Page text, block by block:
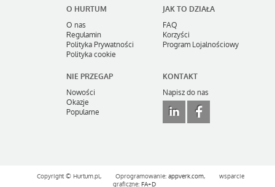
O HURTUM
O nas
Regulamin
Polityka Prywatności
Polityka cookie
JAK TO DZIAŁA
FAQ
Korzyści
Program Lojalnościowy
NIE PRZEGAP
Nowości
Okazje
Popularne
KONTAKT
Napisz do nas
Copyright © Hurtum.pl, Oprogramowanie: appverk.com,
wsparcie
graficzne: FA+D